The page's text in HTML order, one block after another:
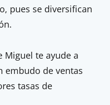
pues se diversifican
Miguel te ayude a
embudo de ventas
tasas de